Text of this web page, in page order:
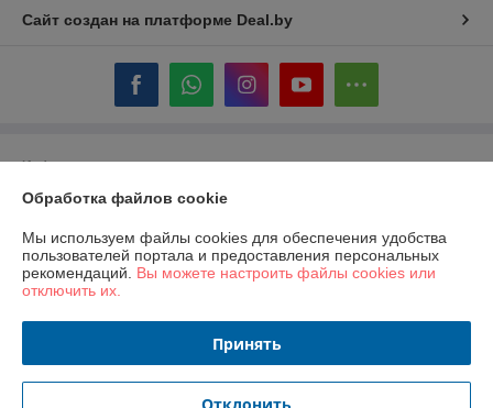
Сайт создан на платформе Deal.by
Информация для покупателя
Юридическое лицо:ООО «ГастробизнесГрупп»
дом 11, помещение 844, офис 1
Регистрационный номер ЕГР: 193067148
Регистрационный орган: Минский городской исполком
Обработка файлов cookie
Мы используем файлы cookies для обеспечения удобства
пользователей портала и предоставления персональных
рекомендаций. Вы можете настроить файлы cookies или
отключить их.
Принять
Отклонить